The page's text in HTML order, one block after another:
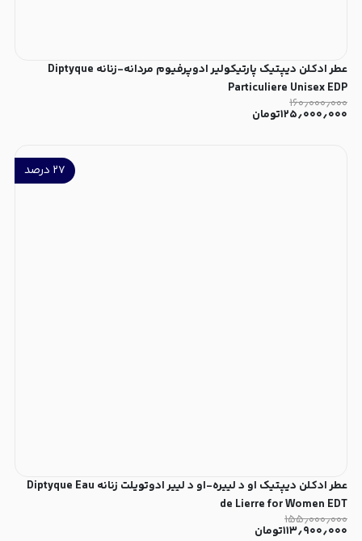
عطر ادکلن دیپتیک پارتیکولیر ادوپرفیوم مردانه-زنانه Diptyque
Particuliere Unisex EDP
۱۶۰٫۰۰۰٫۰۰۰
۱۲۵٫۰۰۰٫۰۰۰تومان
۲۷ درصد
عطر ادکلن دیپتیک او د لییره-او د لییر ادوتویلت زنانه Diptyque Eau
de Lierre for Women EDT
۱۵۵٫۰۰۰٫۰۰۰
۱۱۳٫۹۰۰٫۰۰۰تومان